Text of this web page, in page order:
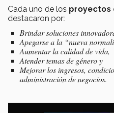
Cada uno de los proyectos
destacaron por:
Brindar soluciones
Apegarse a la “nueva
Aumentar la calidad de vida,
Atender temas de género y
Mejorar los ingresos,
administración de negocios.